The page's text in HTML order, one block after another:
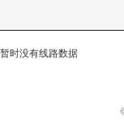
暂时没有线路数据